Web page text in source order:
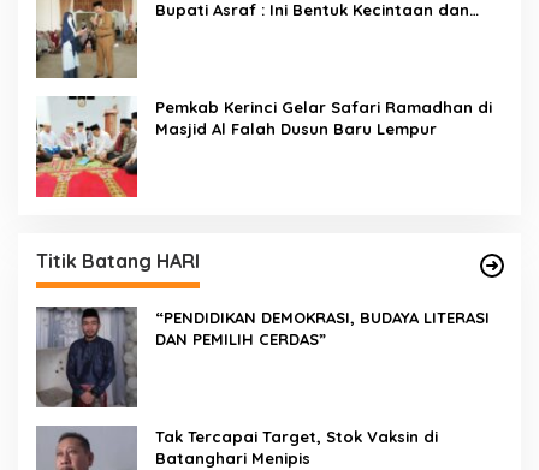
Bupati Asraf : Ini Bentuk Kecintaan dan
Pemkab Kerinci Gelar Safari Ramadhan di
Masjid Al Falah Dusun Baru Lempur
Titik Batang HARI
“PENDIDIKAN DEMOKRASI, BUDAYA LITERASI
DAN PEMILIH CERDAS”
Tak Tercapai Target, Stok Vaksin di
Batanghari Menipis